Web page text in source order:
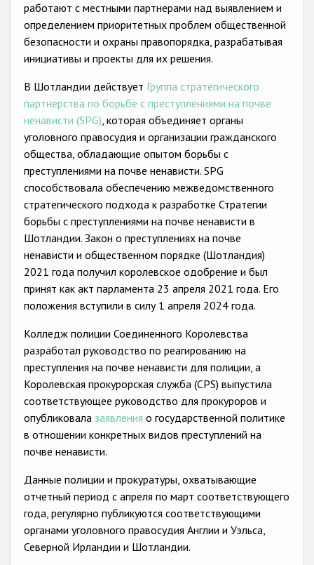
работают с местными партнерами над выявлением и
определением приоритетных проблем общественной
безопасности и охраны правопорядка, разрабатывая
инициативы и проекты для их решения.
В Шотландии действует Группа стратегического
партнерства по борьбе с преступлениями на почве
ненависти (SPG), которая объединяет органы
уголовного правосудия и организации гражданского
общества, обладающие опытом борьбы с
преступлениями на почве ненависти. SPG
способствовала обеспечению межведомственного
стратегического подхода к разработке Стратегии
борьбы с преступлениями на почве ненависти в
Шотландии. Закон о преступлениях на почве
ненависти и общественном порядке (Шотландия)
2021 года получил королевское одобрение и был
принят как акт парламента 23 апреля 2021 года. Его
положения вступили в силу 1 апреля 2024 года.
Колледж полиции Соединенного Королевства
разработал руководство по реагированию на
преступления на почве ненависти для полиции, а
Королевская прокурорская служба (CPS) выпустила
соответствующее руководство для прокуроров и
опубликовала заявления о государственной политике
в отношении конкретных видов преступлений на
почве ненависти.
Данные полиции и прокуратуры, охватывающие
отчетный период с апреля по март соответствующего
года, регулярно публикуются соответствующими
органами уголовного правосудия Англии и Уэльса,
Северной Ирландии и Шотландии.